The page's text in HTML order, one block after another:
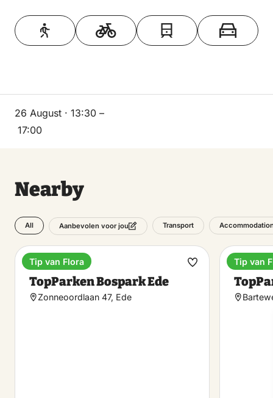
Toon op kaart
26 August · 13:30 –
17:00
Nearby
All Aanbevolen voor jou Transport
Holiday park
TopParken Bospark Ede
Zonneoordlaan 47, Ede
Tip van Flora
Make
Holiday
Tip van